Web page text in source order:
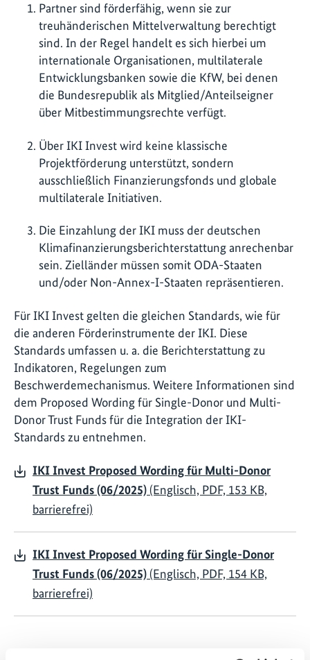
Partner sind förderfähig, wenn sie zur
treuhänderischen Mittelverwaltung berechtigt
sind. In der Regel handelt es sich hierbei um
internationale Organisationen, multilaterale
Entwicklungsbanken sowie die KfW, bei denen
die Bundesrepublik als Mitglied/Anteilseigner
über Mitbestimmungsrechte verfügt.
Über IKI Invest wird keine klassische
Projektförderung unterstützt, sondern
ausschließlich Finanzierungsfonds und globale
multilaterale Initiativen.
Die Einzahlung der IKI muss der deutschen
Klimafinanzierungsberichterstattung anrechenbar
sein. Zielländer müssen somit ODA-Staaten
und/oder Non-Annex-I-Staaten repräsentieren.
Für IKI Invest gelten die gleichen Standards, wie für
die anderen Förderinstrumente der IKI. Diese
Standards umfassen u. a. die Berichterstattung zu
Indikatoren, Regelungen zum
Beschwerdemechanismus. Weitere Informationen sind
dem Proposed Wording für Single-Donor und Multi-
Donor Trust Funds für die Integration der IKI-
Standards zu entnehmen.
IKI Invest Proposed Wording für Multi-Donor
Trust Funds (06/2025)(Englisch, PDF, 153 KB,
barrierefrei)
IKI Invest Proposed Wording für Single-Donor
Trust Funds (06/2025)(Englisch, PDF, 154 KB,
barrierefrei)